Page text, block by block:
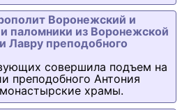
Воронежский и
паломники из Воронежской
Лавру преподобного
совершила подъем на
преподобного Антония
храмы.